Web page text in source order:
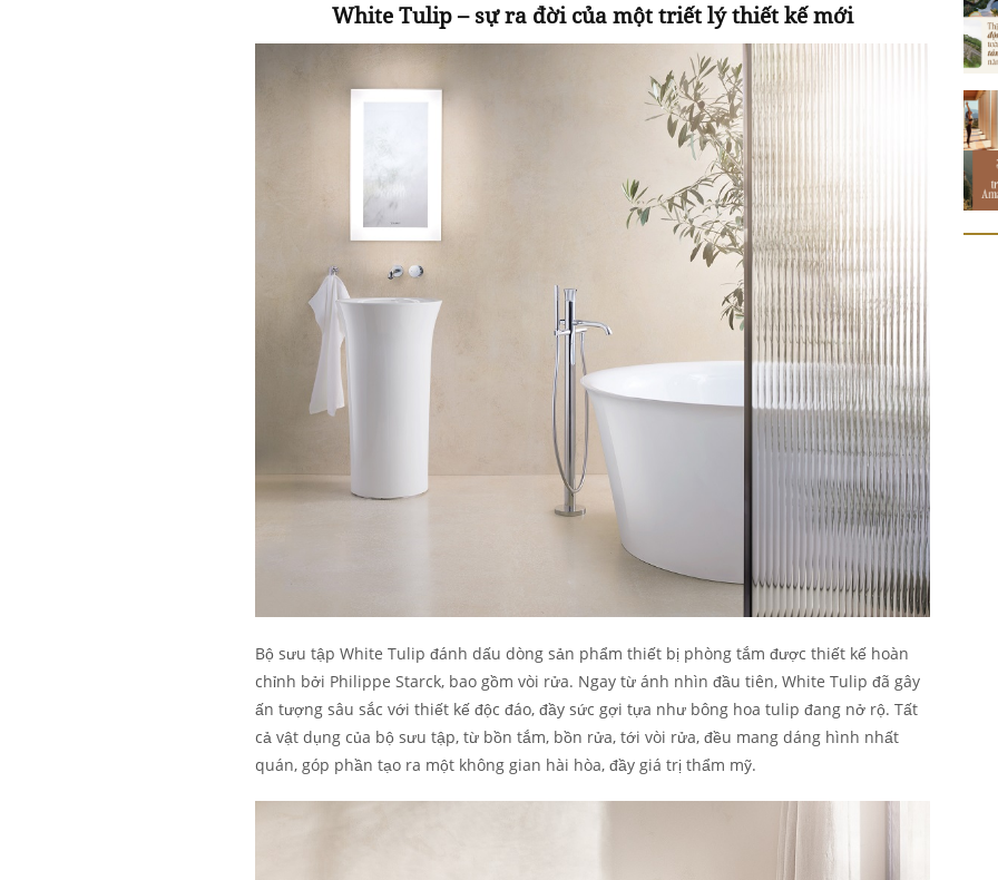
White Tulip – sự ra đời của một triết lý thiết kế mới
Bộ sưu tập White Tulip đánh dấu dòng sản phẩm thiết bị phòng tắm được thiết kế hoàn
chỉnh bởi Philippe Starck, bao gồm vòi rửa. Ngay từ ánh nhìn đầu tiên, White Tulip đã gây
ấn tượng sâu sắc với thiết kế độc đáo, đầy sức gợi tựa như bông hoa tulip đang nở rộ. Tất
cả vật dụng của bộ sưu tập, từ bồn tắm, bồn rửa, tới vòi rửa, đều mang dáng hình nhất
quán, góp phần tạo ra một không gian hài hòa, đầy giá trị thẩm mỹ.